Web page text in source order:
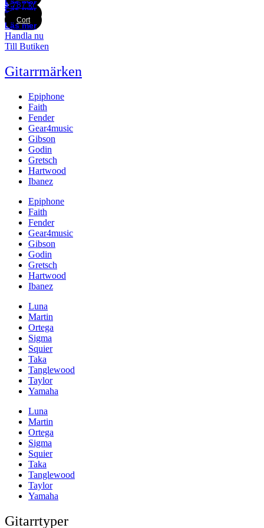
Läs mer
Läs mer
Cort
1 787kr
Läs mer
Handla nu
Till Butiken
Gitarrmärken
Epiphone
Faith
Fender
Gear4music
Gibson
Godin
Gretsch
Hartwood
Ibanez
Epiphone
Faith
Fender
Gear4music
Gibson
Godin
Gretsch
Hartwood
Ibanez
Luna
Martin
Ortega
Sigma
Squier
Taka
Tanglewood
Taylor
Yamaha
Luna
Martin
Ortega
Sigma
Squier
Taka
Tanglewood
Taylor
Yamaha
Gitarrtyper